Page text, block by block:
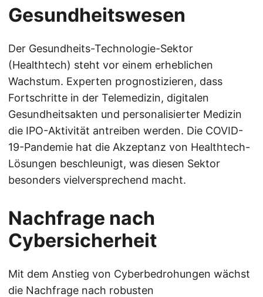
Gesundheitswesen
Der Gesundheits-Technologie-Sektor
(Healthtech) steht vor einem erheblichen
Wachstum. Experten prognostizieren, dass
Fortschritte in der Telemedizin, digitalen
Gesundheitsakten und personalisierter Medizin
die IPO-Aktivität antreiben werden. Die COVID-
19-Pandemie hat die Akzeptanz von Healthtech-
Lösungen beschleunigt, was diesen Sektor
besonders vielversprechend macht.
Nachfrage nach
Cybersicherheit
Mit dem Anstieg von Cyberbedrohungen wächst
die Nachfrage nach robusten